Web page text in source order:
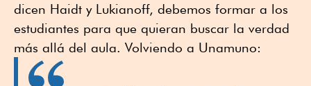
dicen Haidt y Lukianoff, debemos formar a los
estudiantes para que quieran buscar la verdad
más allá del aula. Volviendo a Unamuno: